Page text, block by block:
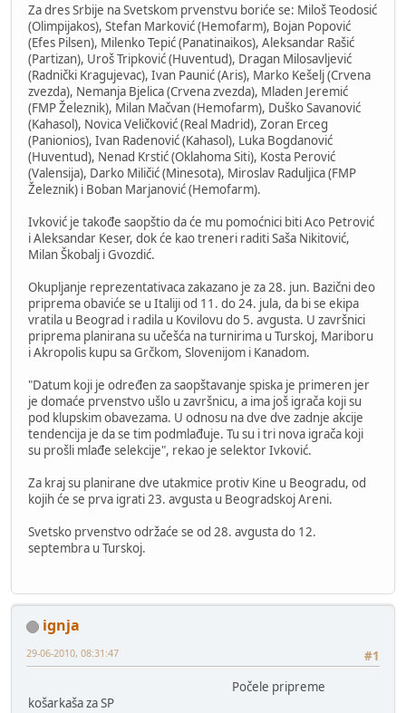
Za dres Srbije na Svetskom prvenstvu boriće se: Miloš Teodosić
(Olimpijakos), Stefan Marković (Hemofarm), Bojan Popović
(Efes Pilsen), Milenko Tepić (Panatinaikos), Aleksandar Rašić
(Partizan), Uroš Tripković (Huventud), Dragan Milosavljević
(Radnički Kragujevac), Ivan Paunić (Aris), Marko Kešelj (Crvena
zvezda), Nemanja Bjelica (Crvena zvezda), Mladen Jeremić
(FMP Železnik), Milan Mačvan (Hemofarm), Duško Savanović
(Kahasol), Novica Veličković (Real Madrid), Zoran Erceg
(Panionios), Ivan Radenović (Kahasol), Luka Bogdanović
(Huventud), Nenad Krstić (Oklahoma Siti), Kosta Perović
(Valensija), Darko Miličić (Minesota), Miroslav Raduljica (FMP
Železnik) i Boban Marjanović (Hemofarm).
Ivković je takođe saopštio da će mu pomoćnici biti Aco Petrović
i Aleksandar Keser, dok će kao treneri raditi Saša Nikitović,
Milan Škobalj i Gvozdić.
Okupljanje reprezentativaca zakazano je za 28. jun. Bazični deo
priprema obaviće se u Italiji od 11. do 24. jula, da bi se ekipa
vratila u Beograd i radila u Kovilovu do 5. avgusta. U završnici
priprema planirana su učešća na turnirima u Turskoj, Mariboru
i Akropolis kupu sa Grčkom, Slovenijom i Kanadom.
"Datum koji je određen za saopštavanje spiska je primeren jer
je domaće prvenstvo ušlo u završnicu, a ima još igrača koji su
pod klupskim obavezama. U odnosu na dve dve zadnje akcije
tendencija je da se tim podmlađuje. Tu su i tri nova igrača koji
su prošli mlađe selekcije", rekao je selektor Ivković.
Za kraj su planirane dve utakmice protiv Kine u Beogradu, od
kojih će se prva igrati 23. avgusta u Beogradskoj Areni.
Svetsko prvenstvo održaće se od 28. avgusta do 12.
septembra u Turskoj.
ignja
#1
29-06-2010, 08:31:47
Počele pripreme
košarkaša za SP